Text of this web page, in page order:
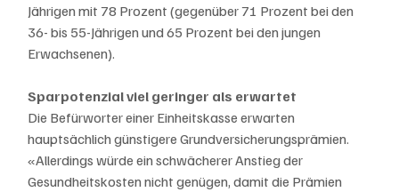
Jährigen mit 78 Prozent (gegenüber 71 Prozent bei den
36- bis 55-Jährigen und 65 Prozent bei den jungen
Erwachsenen).
Sparpotenzial viel geringer als erwartet
Die Befürworter einer Einheitskasse erwarten
hauptsächlich günstigere Grundversicherungsprämien.
«Allerdings würde ein schwächerer Anstieg der
Gesundheitskosten nicht genügen, damit die Prämien